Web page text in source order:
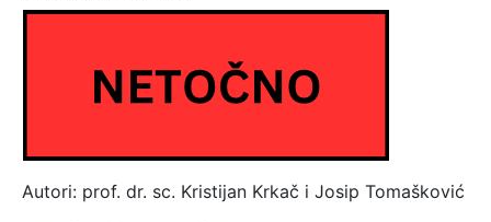
Autori: prof. dr. sc. Kristijan Krkač i Josip Tomašković